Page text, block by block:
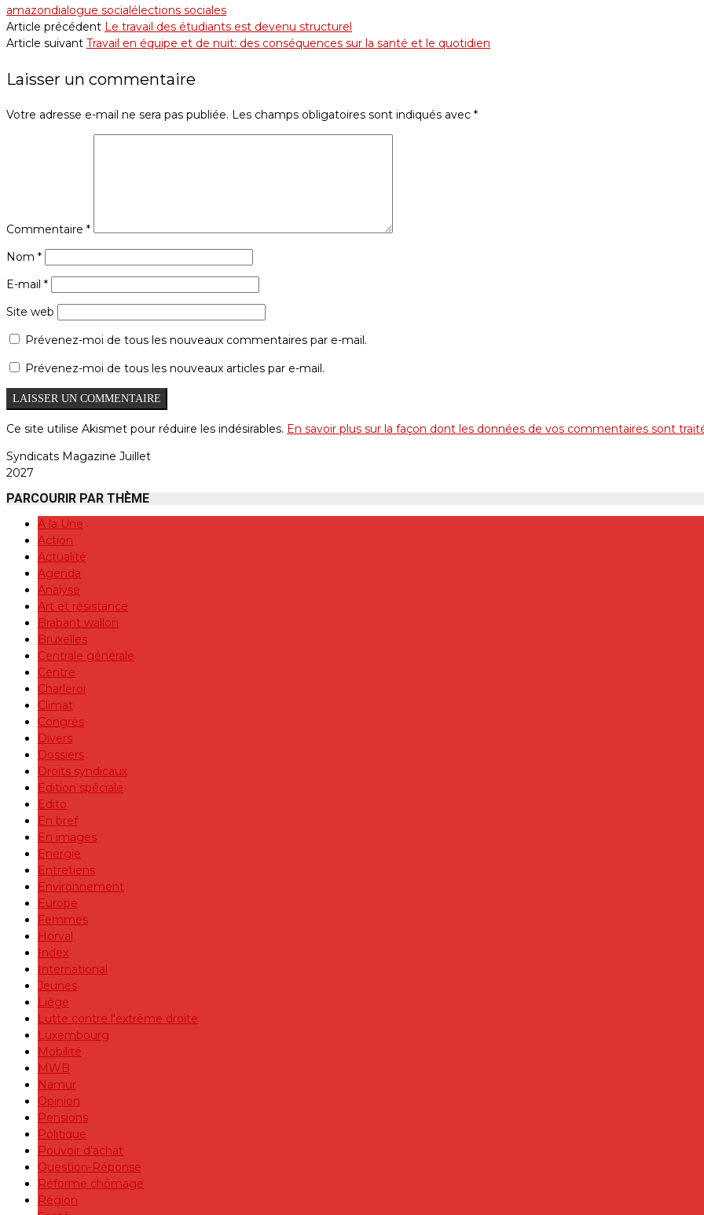
amazondialogue social élections sociales
Article précédent Le travail des étudiants est devenu structurel
Article suivant Travail en équipe et de nuit: des conséquences sur la santé et le quotidien
Laisser un commentaire
Votre adresse e-mail ne sera pas publiée. Les champs obligatoires sont indiqués avec *
Commentaire *
Nom *
E-mail *
Site web
Prévenez-moi de tous les nouveaux commentaires par e-mail.
Prévenez-moi de tous les nouveaux articles par e-mail.
Ce site utilise Akismet pour réduire les indésirables. En savoir plus sur la façon dont les données de vos commentaires sont
Syndicats Magazine Juillet
2027
PARCOURIR PAR THÈME
A la Une
Action
Actualité
Agenda
Analyse
Art et résistance
Brabant wallon
Bruxelles
Centrale générale
Centre
Charleroi
Climat
Congrès
Divers
Dossiers
Droits syndicaux
Edition spéciale
Edito
En bref
En images
Energie
Entretiens
Environnement
Europe
Femmes
Horval
Index
International
Jeunes
Liège
Lutte contre l'extrême droite
Luxembourg
Mobilité
MWB
Namur
Opinion
Pensions
Politique
Pouvoir d'achat
Question-Réponse
Réforme chômage
Région